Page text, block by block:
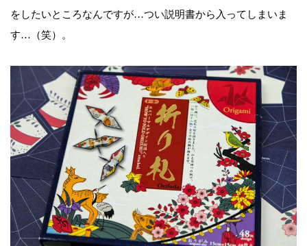
をしたいところなんですが…つい説明書から入ってしまいま
す…（笑）。